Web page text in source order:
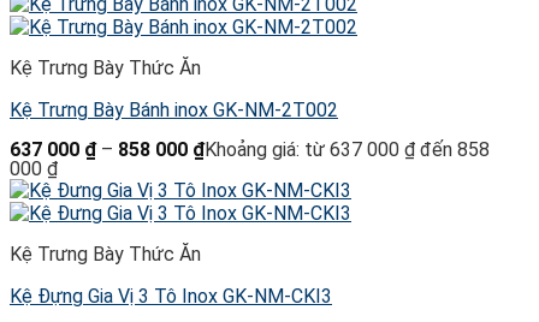
Kệ Trưng Bày Thức Ăn
Kệ Trưng Bày Bánh inox GK-NM-2T002
637 000 ₫ – 858 000 ₫Khoảng giá: từ 637 000 ₫ đến 858
000 ₫
Kệ Trưng Bày Thức Ăn
Kệ Đựng Gia Vị 3 Tô Inox GK-NM-CKI3